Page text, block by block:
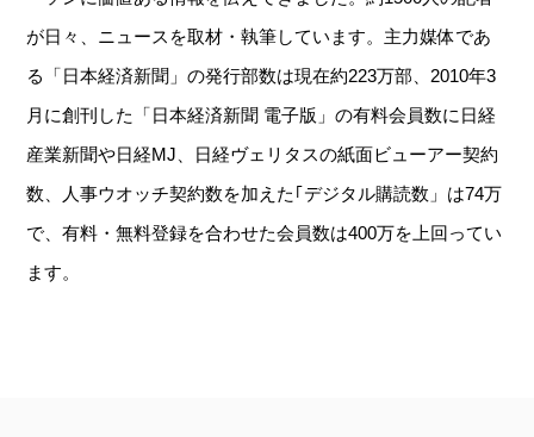
が日々、ニュースを取材・執筆しています。主力媒体であ
る「日本経済新聞」の発行部数は現在約223万部、2010年3
月に創刊した「日本経済新聞 電子版」の有料会員数に日経
産業新聞や日経MJ、日経ヴェリタスの紙面ビューアー契約
数、人事ウオッチ契約数を加えた｢デジタル購読数」は74万
で、有料・無料登録を合わせた会員数は400万を上回ってい
ます。